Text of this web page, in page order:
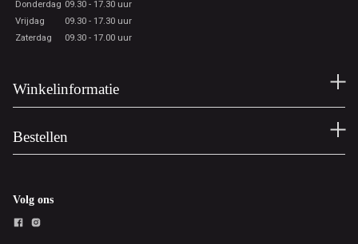
Donderdag 09.30 - 17.30 uur
Vrijdag
09.30 - 17.30 uur
Zaterdag
09.30 - 17.00 uur
Winkelinformatie
Bestellen
Volg ons